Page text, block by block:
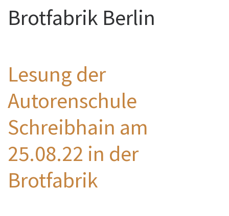
Brotfabrik Berlin
Lesung der
Autorenschule
Schreibhain am
25.08.22 in der
Brotfabrik